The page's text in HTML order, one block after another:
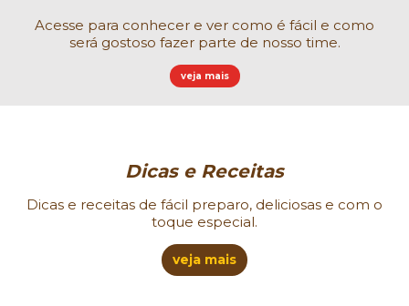
Acesse para conhecer e ver como é fácil e como
será gostoso fazer parte de nosso time.
veja mais
Dicas e Receitas
Dicas e receitas de fácil preparo, deliciosas e com o
toque especial.
veja mais